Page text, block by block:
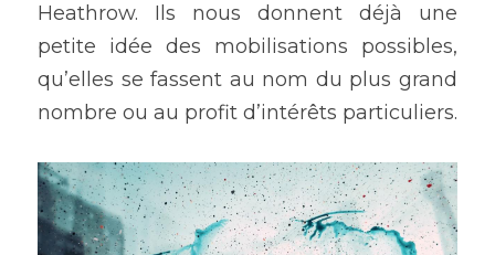
Heathrow. Ils nous donnent déjà une
petite idée des mobilisations possibles,
qu’elles se fassent au nom du plus grand
nombre ou au profit d’intérêts particuliers.